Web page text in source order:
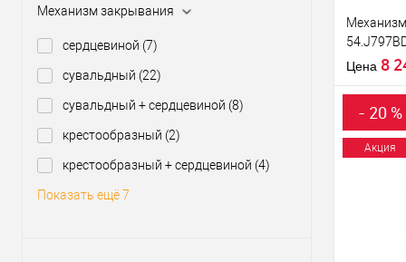
Механизм закрывания
сердцевиной (7)
сувальдный (22)
сувальдный + сердцевиной (8)
крестообразный (2)
крестообразный + сердцевиной (4)
Показать ещё 7
Материал
Страна
Цена 8
В
- 20 %
Акция